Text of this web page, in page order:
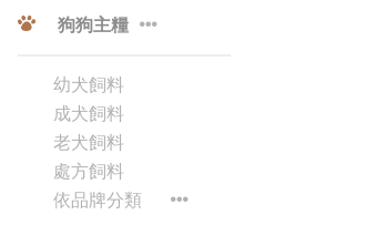
狗狗主糧
幼犬飼料
成犬飼料
老犬飼料
處方飼料
依品牌分類